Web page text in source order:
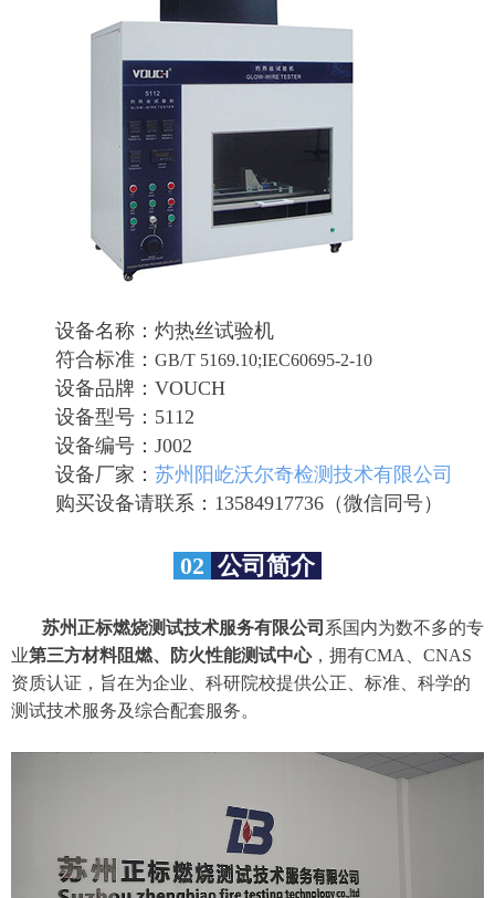
设备名称：灼热丝试验机
符合标准： GB/T 5169.10;IEC60695-2-10
设备品牌：VOUCH
设备型号：5112
设备编号：J002
设备厂家： 苏州阳屹沃尔奇检测技术有限公司
购买设备请联系：13584917736（微信同号）
02 公司简介
苏州正标燃烧测试技术服务有限公司 系国内为数不多的专
业第三方材料阻燃、防火性能测试中心，拥有CMA、CNAS
资质认证，旨在为企业、科研院校提供公正、标准、科学的
测试技术服务及综合配套服务。